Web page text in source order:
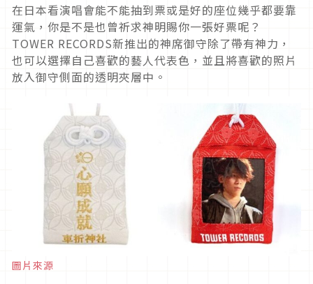
在日本看演唱會能不能抽到票或是好的座位幾乎都要靠
運氣，你是不是也曾祈求神明賜你一張好票呢？
TOWER RECORDS新推出的神席御守除了帶有神力，
也可以選擇自己喜歡的藝人代表色，並且將喜歡的照片
放入御守側面的透明夾層中。
圖片來源